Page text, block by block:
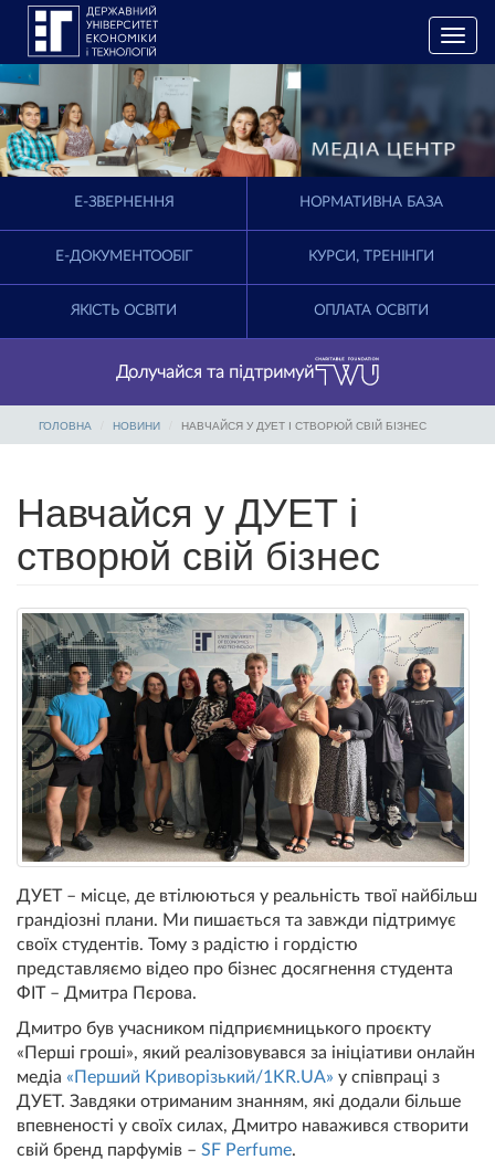
T
o
e
i
a
E-ЗВЕРНЕННЯ НОРМАТИВНА БАЗА
Е-ДОКУМЕНТООБІГ КУРСИ, ТРЕНІНГИ
ЯКІСТЬ ОСВІТИ ОПЛАТА ОСВІТИ
Долучайся та підтримуй
ГОЛОВНА НОВИНИ НАВЧАЙСЯ У ДУЕТ І СТВОРЮЙ СВІЙ БІЗНЕС
Навчайся у ДУЕТ і
створюй свій бізнес
ДУЕТ – місце, де втілюються у реальність твої найбільш
грандіозні плани. Ми пишається та завжди підтримує
своїх студентів. Тому з радістю і гордістю
представляємо відео про бізнес досягнення студента
ФІТ – Дмитра Пєрова.
Дмитро був учасником підприємницького проєкту
«Перші гроші», який реалізовувався за ініціативи онлайн
медіа «Перший Криворізький/1KR.UA» у співпраці з
ДУЕТ. Завдяки отриманим знанням, які додали більше
впевненості у своїх силах, Дмитро наважився створити
свій бренд парфумів – SF Perfume.